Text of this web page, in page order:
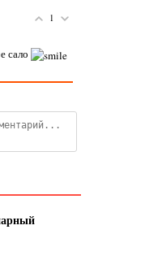
1
сало